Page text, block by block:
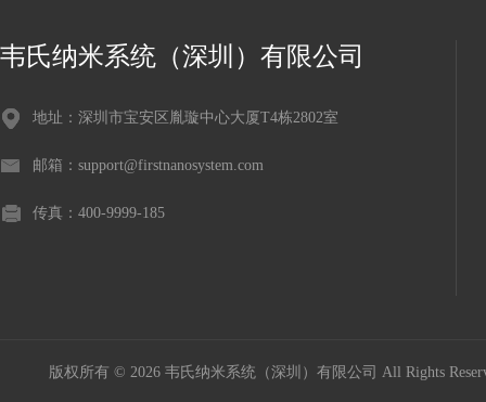
韦氏纳米系统（深圳）有限公司
地址：深圳市宝安区胤璇中心大厦T4栋2802室
邮箱：support@firstnanosystem.com
传真：400-9999-185
版权所有 © 2026 韦氏纳米系统（深圳）有限公司 All Rights